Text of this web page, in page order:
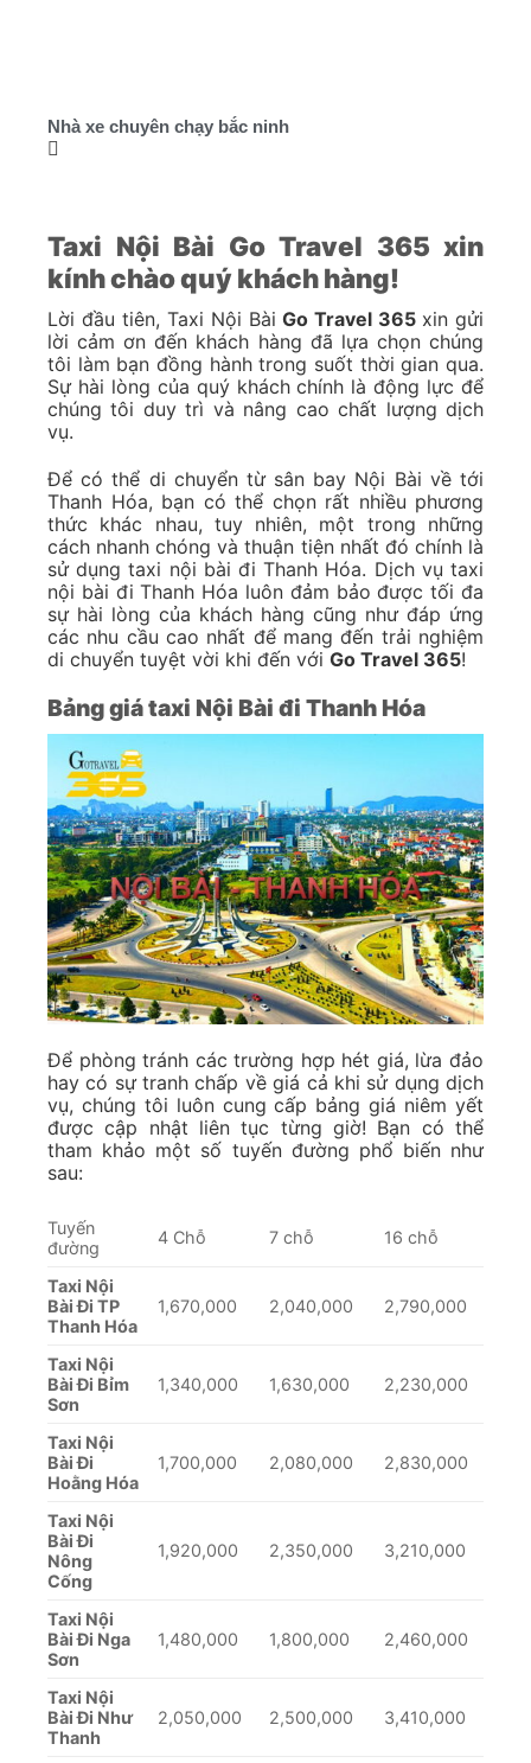
Nhà xe chuyên chạy bắc ninh
Taxi Nội Bài Go Travel 365 xin
kính chào quý khách hàng!
Lời đầu tiên, Taxi Nội BàiGo Travel 365 xin gửi
lời cảm ơn đến khách hàng đã lựa chọn chúng
tôi làm bạn đồng hành trong suốt thời gian qua.
Sự hài lòng của quý khách chính là động lực để
chúng tôi duy trì và nâng cao chất lượng dịch
vụ.
Để có thể di chuyển từ sân bay Nội Bài về tới
Thanh Hóa, bạn có thể chọn rất nhiều phương
thức khác nhau, tuy nhiên, một trong những
cách nhanh chóng và thuận tiện nhất đó chính là
sử dụng taxi nội bài đi Thanh Hóa. Dịch vụ taxi
nội bài đi Thanh Hóa luôn đảm bảo được tối đa
sự hài lòng của khách hàng cũng như đáp ứng
các nhu cầu cao nhất để mang đến trải nghiệm
di chuyển tuyệt vời khi đến với Go Travel 365!
Bảng giá taxi Nội Bài đi Thanh Hóa
Để phòng tránh các trường hợp hét giá, lừa đảo
hay có sự tranh chấp về giá cả khi sử dụng dịch
vụ, chúng tôi luôn cung cấp bảng giá niêm yết
được cập nhật liên tục từng giờ! Bạn có thể
tham khảo một số tuyến đường phổ biến như
sau:
Tuyến
đường
4 Chỗ 7 chỗ 16 chỗ
Taxi Nội
Bài Đi TP
Thanh Hóa
1,670,000 2,040,000 2,790,000
Taxi Nội
Bài Đi Bỉm
Sơn
1,340,000 1,630,000 2,230,000
Taxi Nội
Bài Đi
Hoằng Hóa
1,700,000 2,080,000 2,830,000
Taxi Nội
Bài Đi
Nông
Cống
1,920,000 2,350,000 3,210,000
Taxi Nội
Bài Đi Nga
Sơn
1,480,000 1,800,000 2,460,000
Taxi Nội
Bài Đi Như
Thanh
2,050,000 2,500,000 3,410,000